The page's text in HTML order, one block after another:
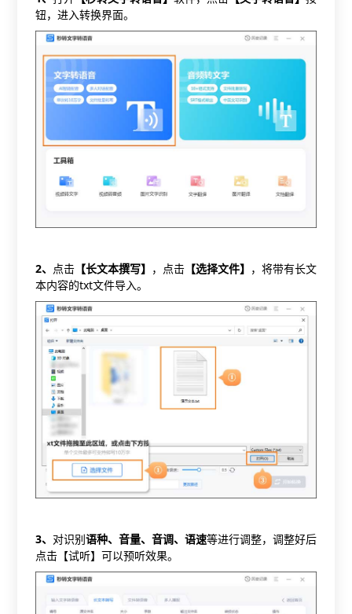
钮，进入转换界面。
2、 点击【长文本撰写】 ，点击【选择文件】 ，将带有长文
本内容的txt文件导入。
3、 对识别语种、音量、音调、语速等进行调整，调整好后
点击【试听】可以预听效果。